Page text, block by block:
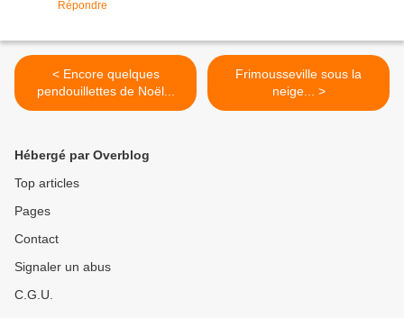
Répondre
< Encore quelques
pendouillettes de Noël...
Frimousseville sous la
neige... >
Hébergé par Overblog
Top articles
Pages
Contact
Signaler un abus
C.G.U.